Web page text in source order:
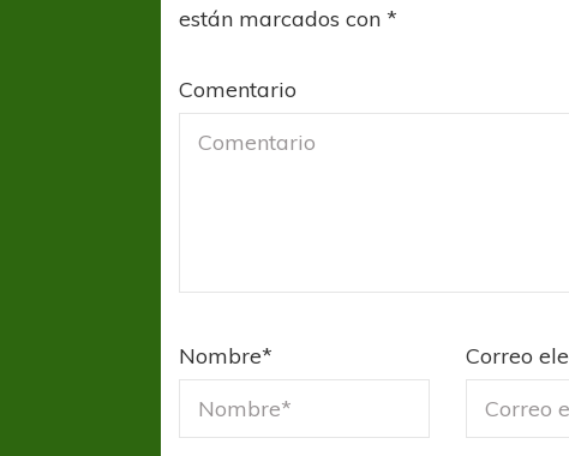
están marcados con*
Comentario
Nombre* Correo
FÚTBOL FEMENINO FÚTBOL